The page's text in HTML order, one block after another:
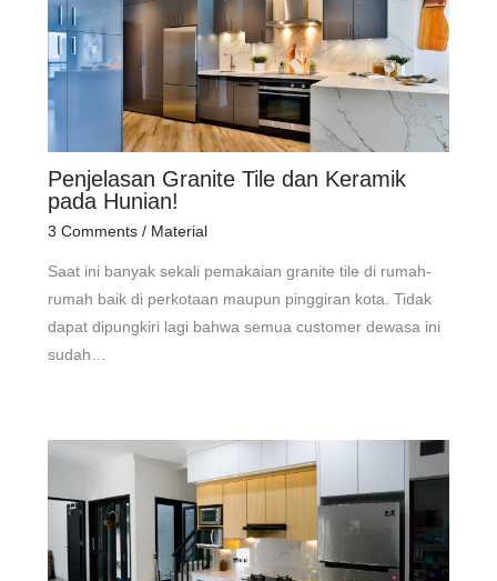
Penjelasan Granite Tile dan Keramik
pada Hunian!
3 Comments / Material
Saat ini banyak sekali pemakaian granite tile di rumah-
rumah baik di perkotaan maupun pinggiran kota. Tidak
dapat dipungkiri lagi bahwa semua customer dewasa ini
sudah…